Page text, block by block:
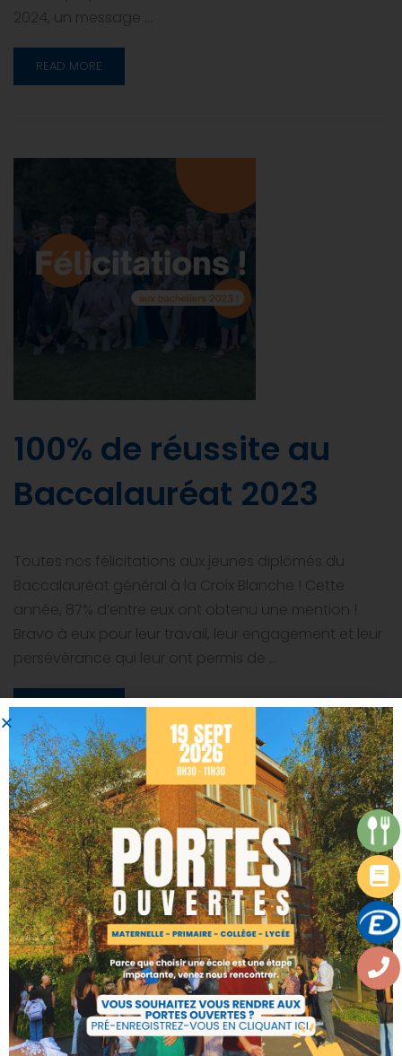
2024, un message …
READ MORE
100% de réussite au
Baccalauréat 2023
Toutes nos félicitations aux jeunes diplômés du
Baccalauréat général à la Croix Blanche ! Cette
année, 87% d’entre eux ont obtenu une mention !
Bravo à eux pour leur travail, leur engagement et leur
persévérance qui leur ont permis de …
READ MORE